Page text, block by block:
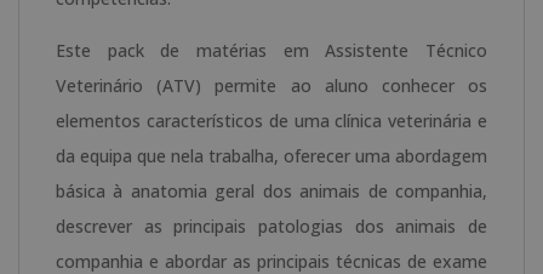
Este pack de matérias em Assistente Técnico
Veterinário (ATV) permite ao aluno conhecer os
elementos característicos de uma clínica veterinária e
da equipa que nela trabalha, oferecer uma abordagem
básica à anatomia geral dos animais de companhia,
descrever as principais patologias dos animais de
companhia e abordar as principais técnicas de exame